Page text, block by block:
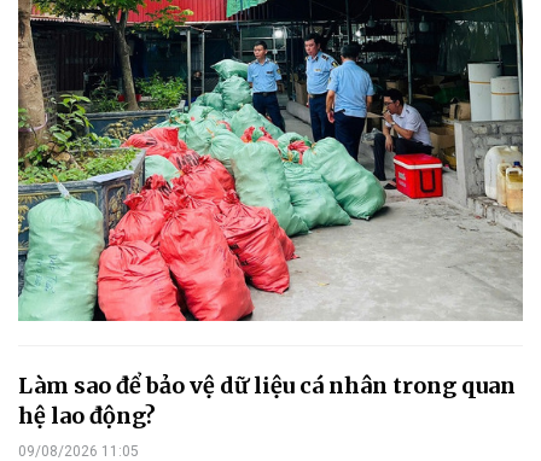
Làm sao để bảo vệ dữ liệu cá nhân trong quan
hệ lao động?
09/08/2026 11:05